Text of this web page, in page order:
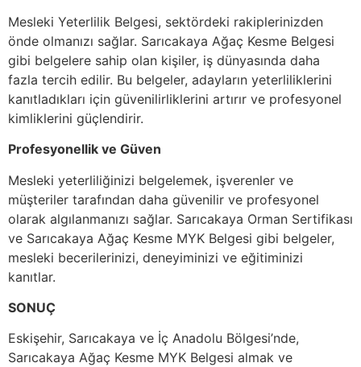
Mesleki Yeterlilik Belgesi, sektördeki rakiplerinizden
önde olmanızı sağlar. Sarıcakaya Ağaç Kesme Belgesi
gibi belgelere sahip olan kişiler, iş dünyasında daha
fazla tercih edilir. Bu belgeler, adayların yeterliliklerini
kanıtladıkları için güvenilirliklerini artırır ve profesyonel
kimliklerini güçlendirir.
Profesyonellik ve Güven
Mesleki yeterliliğinizi belgelemek, işverenler ve
müşteriler tarafından daha güvenilir ve profesyonel
olarak algılanmanızı sağlar. Sarıcakaya Orman Sertifikası
ve Sarıcakaya Ağaç Kesme MYK Belgesi gibi belgeler,
mesleki becerilerinizi, deneyiminizi ve eğitiminizi
kanıtlar.
SONUÇ
Eskişehir, Sarıcakaya ve İç Anadolu Bölgesi’nde,
Sarıcakaya Ağaç Kesme MYK Belgesi almak ve